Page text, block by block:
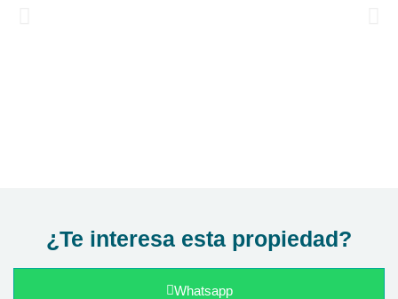
¿Te interesa esta propiedad?
Whatsapp